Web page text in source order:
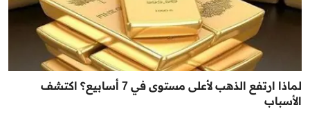
لماذا ارتفع الذهب لأعلى مستوى في 7 أسابيع؟ اكتشف
الأسباب